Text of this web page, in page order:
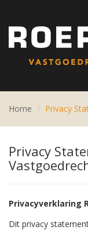
Home Privacy
Privacy
Privacyverklaring
Dit privacy